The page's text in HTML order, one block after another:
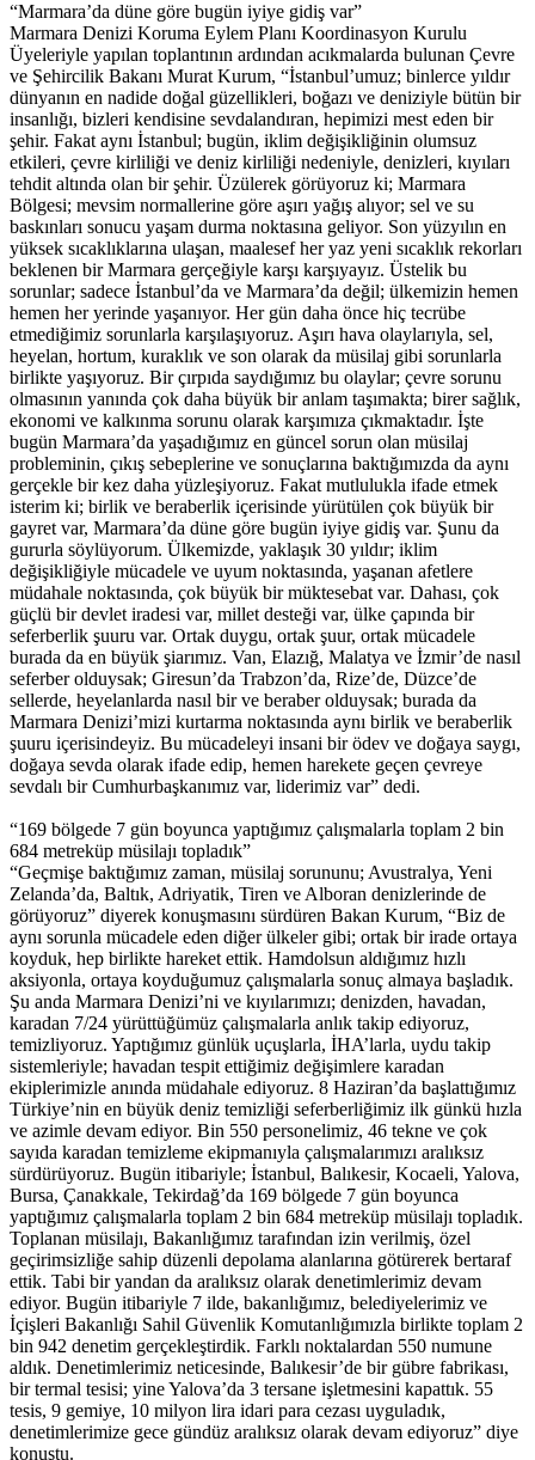
“Marmara’da düne göre bugün iyiye gidiş var”
Marmara Denizi Koruma Eylem Planı Koordinasyon Kurulu
Üyeleriyle yapılan toplantının ardından acıkmalarda bulunan Çevre
ve Şehircilik Bakanı Murat Kurum, “İstanbul’umuz; binlerce yıldır
dünyanın en nadide doğal güzellikleri, boğazı ve deniziyle bütün bir
insanlığı, bizleri kendisine sevdalandıran, hepimizi mest eden bir
şehir. Fakat aynı İstanbul; bugün, iklim değişikliğinin olumsuz
etkileri, çevre kirliliği ve deniz kirliliği nedeniyle, denizleri, kıyıları
tehdit altında olan bir şehir. Üzülerek görüyoruz ki; Marmara
Bölgesi; mevsim normallerine göre aşırı yağış alıyor; sel ve su
baskınları sonucu yaşam durma noktasına geliyor. Son yüzyılın en
yüksek sıcaklıklarına ulaşan, maalesef her yaz yeni sıcaklık rekorları
beklenen bir Marmara gerçeğiyle karşı karşıyayız. Üstelik bu
sorunlar; sadece İstanbul’da ve Marmara’da değil; ülkemizin hemen
hemen her yerinde yaşanıyor. Her gün daha önce hiç tecrübe
etmediğimiz sorunlarla karşılaşıyoruz. Aşırı hava olaylarıyla, sel,
heyelan, hortum, kuraklık ve son olarak da müsilaj gibi sorunlarla
birlikte yaşıyoruz. Bir çırpıda saydığımız bu olaylar; çevre sorunu
olmasının yanında çok daha büyük bir anlam taşımakta; birer sağlık,
ekonomi ve kalkınma sorunu olarak karşımıza çıkmaktadır. İşte
bugün Marmara’da yaşadığımız en güncel sorun olan müsilaj
probleminin, çıkış sebeplerine ve sonuçlarına baktığımızda da aynı
gerçekle bir kez daha yüzleşiyoruz. Fakat mutlulukla ifade etmek
isterim ki; birlik ve beraberlik içerisinde yürütülen çok büyük bir
gayret var, Marmara’da düne göre bugün iyiye gidiş var. Şunu da
gururla söylüyorum. Ülkemizde, yaklaşık 30 yıldır; iklim
değişikliğiyle mücadele ve uyum noktasında, yaşanan afetlere
müdahale noktasında, çok büyük bir müktesebat var. Dahası, çok
güçlü bir devlet iradesi var, millet desteği var, ülke çapında bir
seferberlik şuuru var. Ortak duygu, ortak şuur, ortak mücadele
burada da en büyük şiarımız. Van, Elazığ, Malatya ve İzmir’de nasıl
seferber olduysak; Giresun’da Trabzon’da, Rize’de, Düzce’de
sellerde, heyelanlarda nasıl bir ve beraber olduysak; burada da
Marmara Denizi’mizi kurtarma noktasında aynı birlik ve beraberlik
şuuru içerisindeyiz. Bu mücadeleyi insani bir ödev ve doğaya saygı,
doğaya sevda olarak ifade edip, hemen harekete geçen çevreye
sevdalı bir Cumhurbaşkanımız var, liderimiz var” dedi.
“169 bölgede 7 gün boyunca yaptığımız çalışmalarla toplam 2 bin
684 metreküp müsilajı topladık”
“Geçmişe baktığımız zaman, müsilaj sorununu; Avustralya, Yeni
Zelanda’da, Baltık, Adriyatik, Tiren ve Alboran denizlerinde de
görüyoruz” diyerek konuşmasını sürdüren Bakan Kurum, “Biz de
aynı sorunla mücadele eden diğer ülkeler gibi; ortak bir irade ortaya
koyduk, hep birlikte hareket ettik. Hamdolsun aldığımız hızlı
aksiyonla, ortaya koyduğumuz çalışmalarla sonuç almaya başladık.
Şu anda Marmara Denizi’ni ve kıyılarımızı; denizden, havadan,
karadan 7/24 yürüttüğümüz çalışmalarla anlık takip ediyoruz,
temizliyoruz. Yaptığımız günlük uçuşlarla, İHA’larla, uydu takip
sistemleriyle; havadan tespit ettiğimiz değişimlere karadan
ekiplerimizle anında müdahale ediyoruz. 8 Haziran’da başlattığımız
Türkiye’nin en büyük deniz temizliği seferberliğimiz ilk günkü hızla
ve azimle devam ediyor. Bin 550 personelimiz, 46 tekne ve çok
sayıda karadan temizleme ekipmanıyla çalışmalarımızı aralıksız
sürdürüyoruz. Bugün itibariyle; İstanbul, Balıkesir, Kocaeli, Yalova,
Bursa, Çanakkale, Tekirdağ’da 169 bölgede 7 gün boyunca
yaptığımız çalışmalarla toplam 2 bin 684 metreküp müsilajı topladık.
Toplanan müsilajı, Bakanlığımız tarafından izin verilmiş, özel
geçirimsizliğe sahip düzenli depolama alanlarına götürerek bertaraf
ettik. Tabi bir yandan da aralıksız olarak denetimlerimiz devam
ediyor. Bugün itibariyle 7 ilde, bakanlığımız, belediyelerimiz ve
İçişleri Bakanlığı Sahil Güvenlik Komutanlığımızla birlikte toplam 2
bin 942 denetim gerçekleştirdik. Farklı noktalardan 550 numune
aldık. Denetimlerimiz neticesinde, Balıkesir’de bir gübre fabrikası,
bir termal tesisi; yine Yalova’da 3 tersane işletmesini kapattık. 55
tesis, 9 gemiye, 10 milyon lira idari para cezası uyguladık,
denetimlerimize gece gündüz aralıksız olarak devam ediyoruz” diye
konuştu.